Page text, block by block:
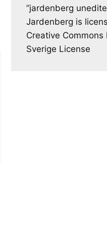
”jardenberg
Jardenberg is
Creative Commons
Sverige License